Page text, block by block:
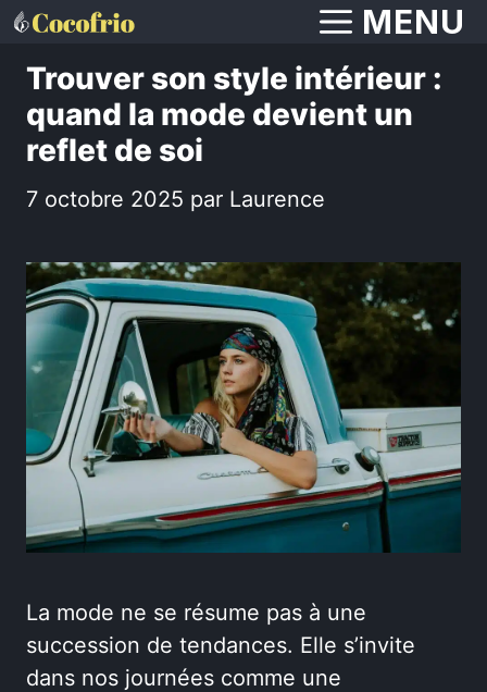
Aller
contenu
MENU
Trouver son style intérieur :
quand la mode devient un
reflet de soi
7 octobre 2025 par Laurence
La mode ne se résume pas à une
succession de tendances. Elle s’invite
dans nos journées comme une